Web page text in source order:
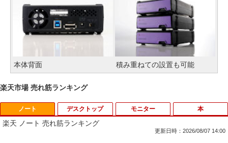
本体背面 積み重ねての設置も可能
楽天市場 売れ筋ランキング
ノート
楽天 ノート 売れ筋ランキング
更新日時：2026/08/07 14:00
デスクトップ モニター 本